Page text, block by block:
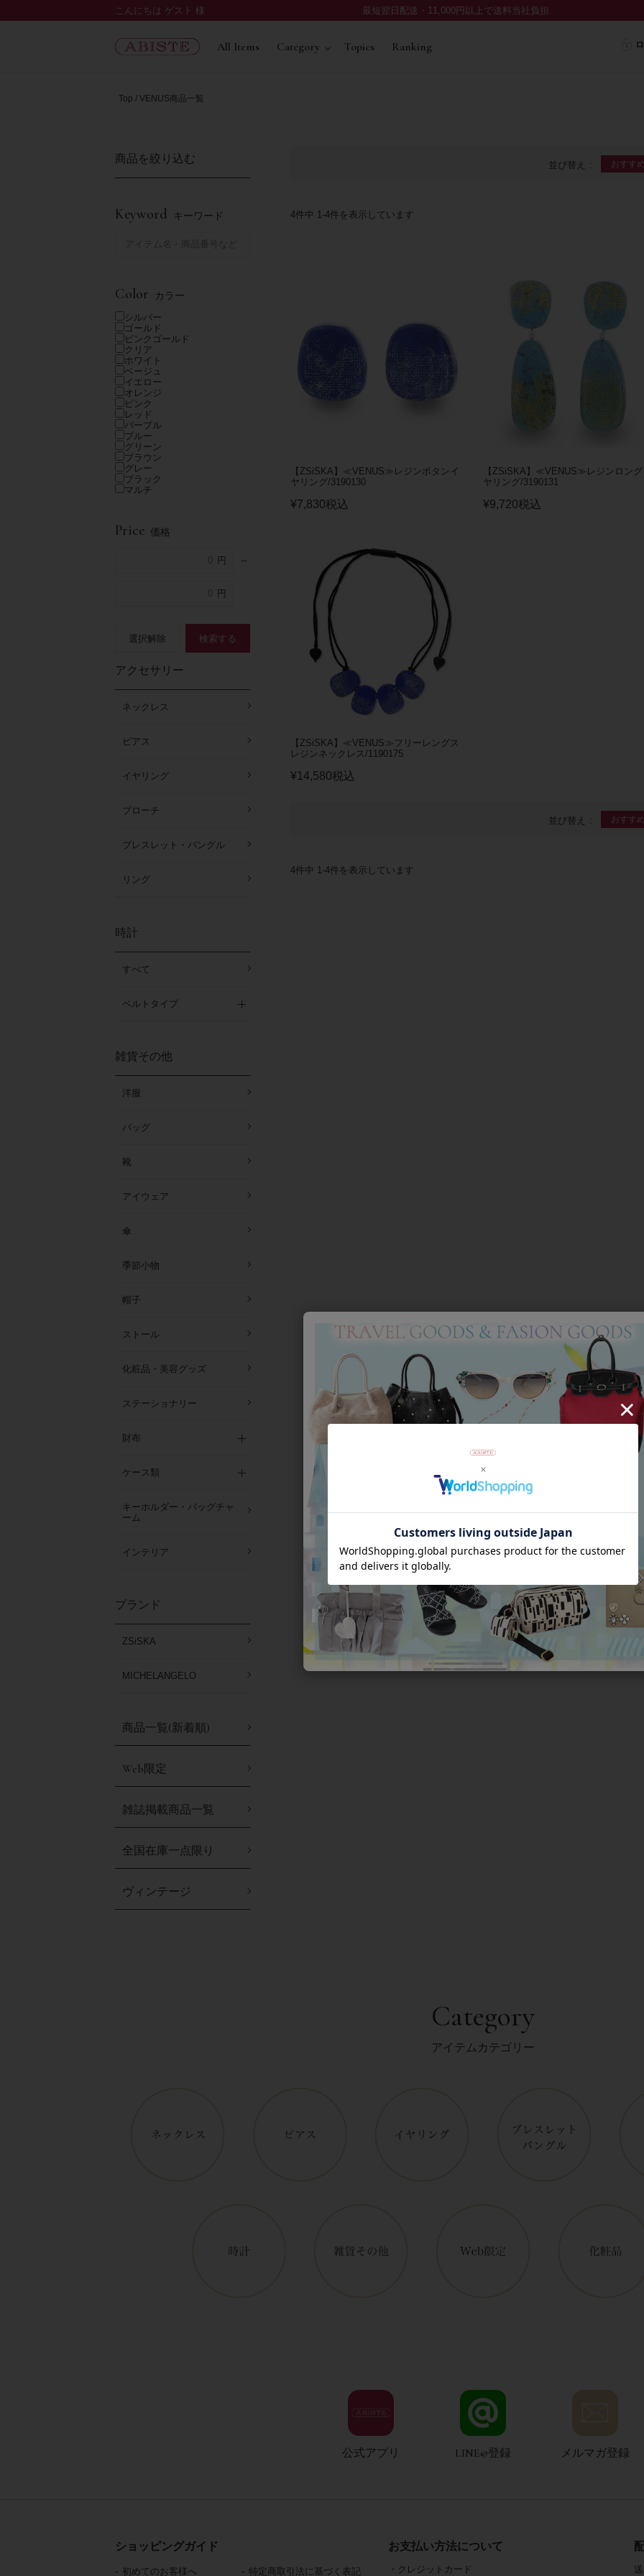
こんにちは ゲスト 様 最短翌日配送・11,000円以上で送料当社負担
All Items Category Topics Ranking
Top VENUS商品一覧
商品を絞り込む
Keyword キーワード
Color カラー
シルバー
ゴールド
ピンクゴールド
クリア
ホワイト
ベージュ
イエロー
オレンジ
ピンク
レッド
パープル
ブルー
グリーン
ブラウン
グレー
ブラック
マルチ
Price 価格
～
アクセサリー
ネックレス
ピアス
イヤリング
ブローチ
ブレスレット・バングル
リング
時計
すべて
ベルトタイプ
雑貨その他
洋服
バッグ
靴
アイウェア
傘
季節小物
帽子
ストール
化粧品・美容グッズ
ステーショナリー
財布
ケース類
キーホルダー・バッグチャ
ーム
インテリア
ブランド
ZSiSKA
MICHELANGELO
商品一覧(新着順)
Web限定
雑誌掲載商品一覧
全国在庫一点限り
ヴィンテージ
並び替え おすす
4件中 1-4
【ZSiSKA】≪VENUS≫レジンボタンイ
ヤリング/3190130
¥7,830税込
【ZSiSKA】≪VENUS≫レジンロング
ヤリング/3190131
¥9,720税込
【ZSiSKA】≪VENUS≫フリーレングス
レジンネックレス/1190175
¥14,580税込
並び替え おすす
4件中 1-4
Category
アイテムカテゴリー
公式アプリ LINE@登録 メルマガ登録
ショッピングガイド
初めてのお客様へ 特定商取引法に基づく表記
お支払い方法について
・クレジットカード